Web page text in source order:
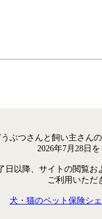
うぶつさんと飼い主さん
2026年7月28日
日以降、サイトの閲覧お
ご利用いただ
犬・猫のペット保険シ